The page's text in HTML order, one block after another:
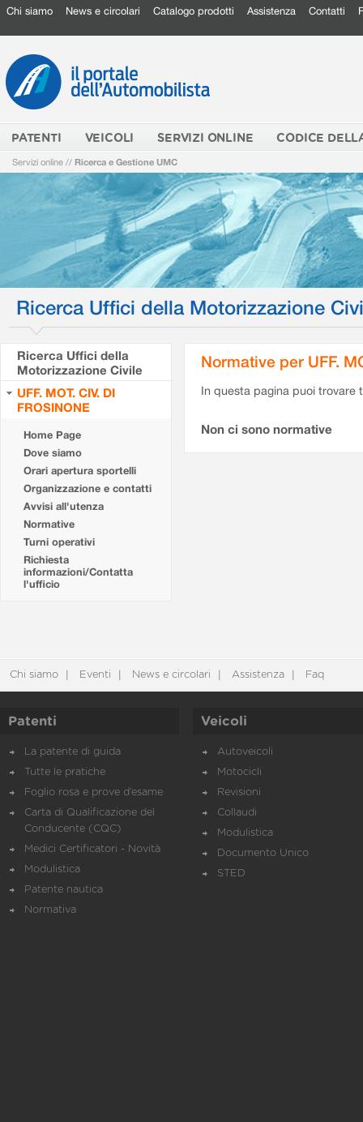
Chi siamo News e circolari Catalogo prodotti Assistenza Contatti
PATENTI VEICOLI SERVIZI ONLINE CODICE
Servizi online // Ricerca e Gestione UMC
Ricerca Uffici della Motorizzazione
Ricerca Uffici della
Motorizzazione Civile
UFF. MOT. CIV. DI
FROSINONE
Home Page
Dove siamo
Orari apertura sportelli
Organizzazione e contatti
Avvisi all'utenza
Normative
Turni operativi
Richiesta
informazioni/Contatta
l'ufficio
Normative per UFF.
In questa pagina puoi
Non ci sono normative
Chi siamo Eventi News e circolari Assistenza Faq
Patenti
La patente di guida
Tutte le pratiche
Foglio rosa e prove d’esame
Carta di Qualificazione del
Conducente (CQC)
Medici Certificatori - Novità
Modulistica
Patente nautica
Normativa
Veicoli
Autoveicoli
Motocicli
Revisioni
Collaudi
Modulistica
Documento Unico
STED